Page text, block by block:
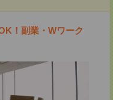
！副業・Wワーク